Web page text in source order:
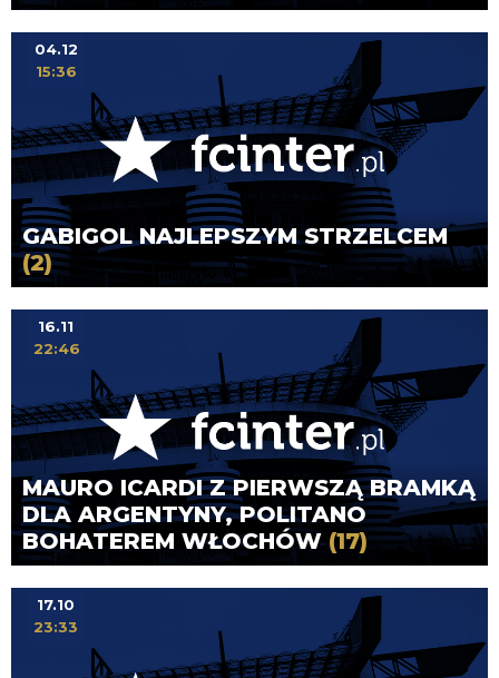
GABIGOL NAJLEPSZYM STRZELCEM
(2)
04.12
15:36
MAURO ICARDI Z PIERWSZĄ BRAMKĄ
DLA ARGENTYNY, POLITANO
BOHATEREM WŁOCHÓW(17)
16.11
22:46
17.10
23:33